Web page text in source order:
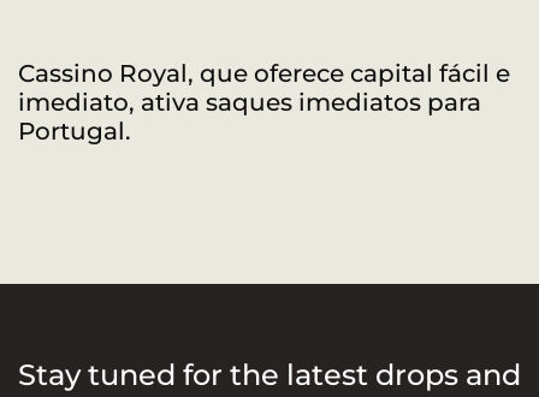
Cassino Royal, que oferece capital fácil e
imediato, ativa saques imediatos para
Portugal.
Stay tuned for the latest drops and